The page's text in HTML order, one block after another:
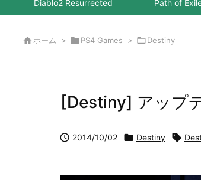
Diablo2 Resurrected Path of
 ホーム > PS4 Games > Destiny
[Destiny] アップ
 2014/10/02  Destiny 